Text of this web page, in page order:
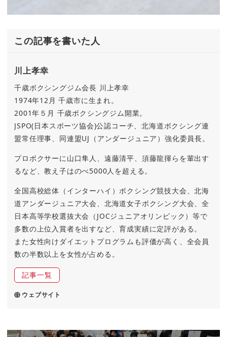
この記事を書いた人
川上孝幸
千歳ボクシングジム会長 川上孝幸
1974年12月 千歳市に生まれ。
2001年５月 千歳ボクシングジム開業。
JSPO(日本スポーツ協会)公認コーチ、北海道ボクシング連
盟常任理事、同連盟UJ（アンダージュニア）強化委員長。
プロボクサーに山口隼人、遠藤清平、須藤龍揮らを輩出す
るなど、教え子はのべ5000人を超える。
全国高校総体（インターハイ）ボクシング競技大会、北海
道アンダージュニア大会、北海道女子ボクシング大会、全
日本高等学校選抜大会（JOCジュニアオリンピック）等で
多数の上位入賞者を出すなど、育成実績に定評がある。
また女性向けダイエットプログラムも評価が高く、全会員
数の半数以上を女性が占める。
記事一覧
ウェブサイト